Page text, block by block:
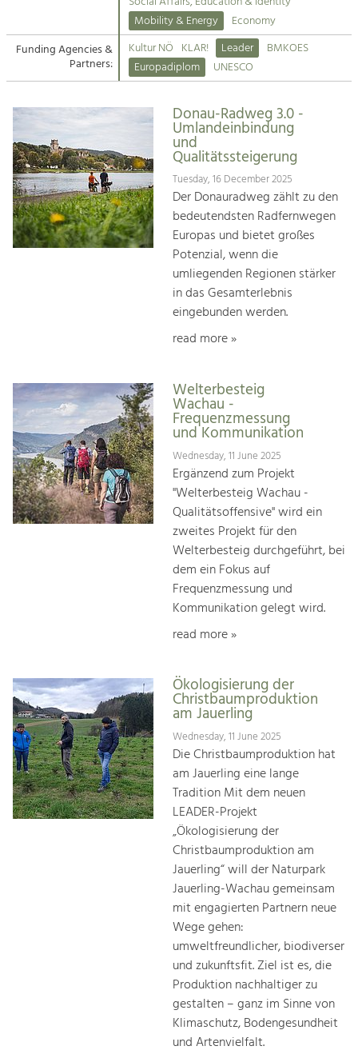
Suche
Impressum
Kontakt
Tourism
Offer Development and Positioning
Art & Culture
Crafts, Science and Research.
Social Affairs, Education
& Identity
Equality, Youth and Integration.
Climate Change, Public Transport and
Mobility & Energy
Economy
Funding Agencies &
Partners:
Kultur NÖ KLAR! Leader
BMKOES
Europadiplom
UNESCO
Donau-Radweg 3.0 -
Umlandeinbindung
und
Qualitätssteigerung
Tuesday, 16 December 2025
Der Donauradweg zählt zu den
bedeutendsten Radfernwegen
Europas und bietet großes
Potenzial, wenn die
umliegenden Regionen stärker
in das Gesamterlebnis
eingebunden werden.
read more »
Welterbesteig
Wachau -
Frequenzmessung
und Kommunikation
Wednesday, 11 June 2025
Ergänzend zum Projekt
"Welterbesteig Wachau -
Qualitätsoffensive" wird ein
zweites Projekt für den
Welterbesteig durchgeführt, bei
dem ein Fokus auf
Frequenzmessung und
Kommunikation gelegt wird.
read more »
Ökologisierung der
Christbaumproduktion
am Jauerling
Wednesday, 11 June 2025
Die Christbaumproduktion hat
am Jauerling eine lange
Tradition Mit dem neuen
LEADER-Projekt
„Ökologisierung der
Christbaumproduktion am
Jauerling“ will der Naturpark
Jauerling-Wachau gemeinsam
mit engagierten Partnern neue
Wege gehen:
umweltfreundlicher, biodiverser
und zukunftsfit. Ziel ist es, die
Produktion nachhaltiger zu
gestalten – ganz im Sinne von
Klimaschutz, Bodengesundheit
und Artenvielfalt.